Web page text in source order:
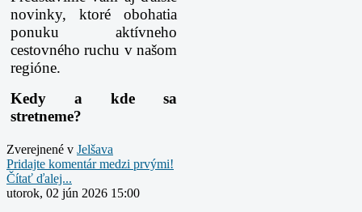
novinky, ktoré obohatia
ponuku aktívneho
cestovného ruchu v našom
regióne.
Kedy a kde sa
stretneme?
Zverejnené v Jelšava
Pridajte komentár medzi prvými!
Čítať ďalej...
utorok, 02 jún 2026 15:00